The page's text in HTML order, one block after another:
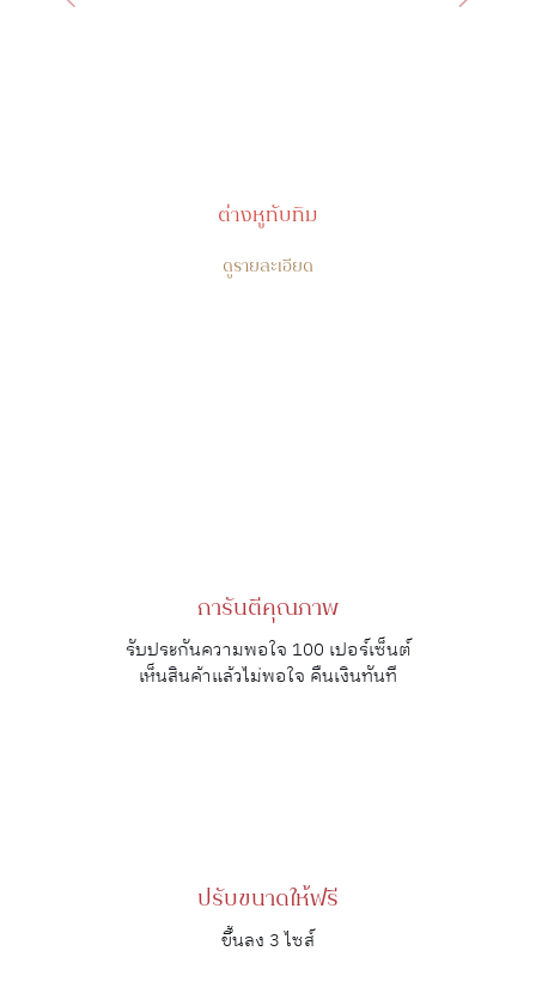
ต่างหูทับทิม
ดูรายละเอียด
การันตีคุณภาพ
รับประกันความพอใจ 100 เปอร์เซ็นต์
เห็นสินค้าแล้วไม่พอใจ คืนเงินทันที
ปรับขนาดให้ฟรี
ขึ้นลง 3 ไซส์